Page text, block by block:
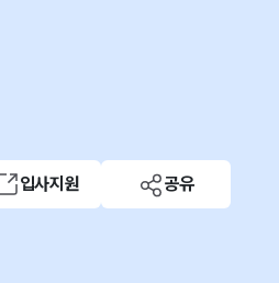
입사지원 공유